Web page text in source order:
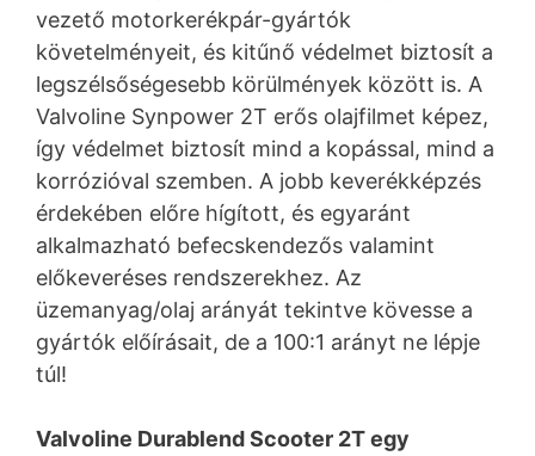
vezető motorkerékpár-gyártók
követelményeit, és kitűnő védelmet biztosít a
legszélsőségesebb körülmények között is. A
Valvoline Synpower 2T erős olajfilmet képez,
így védelmet biztosít mind a kopással, mind a
korrózióval szemben. A jobb keverékképzés
érdekében előre hígított, és egyaránt
alkalmazható befecskendezős valamint
előkeveréses rendszerekhez. Az
üzemanyag/olaj arányát tekintve kövesse a
gyártók előírásait, de a 100:1 arányt ne lépje
túl!
Valvoline Durablend Scooter 2T egy